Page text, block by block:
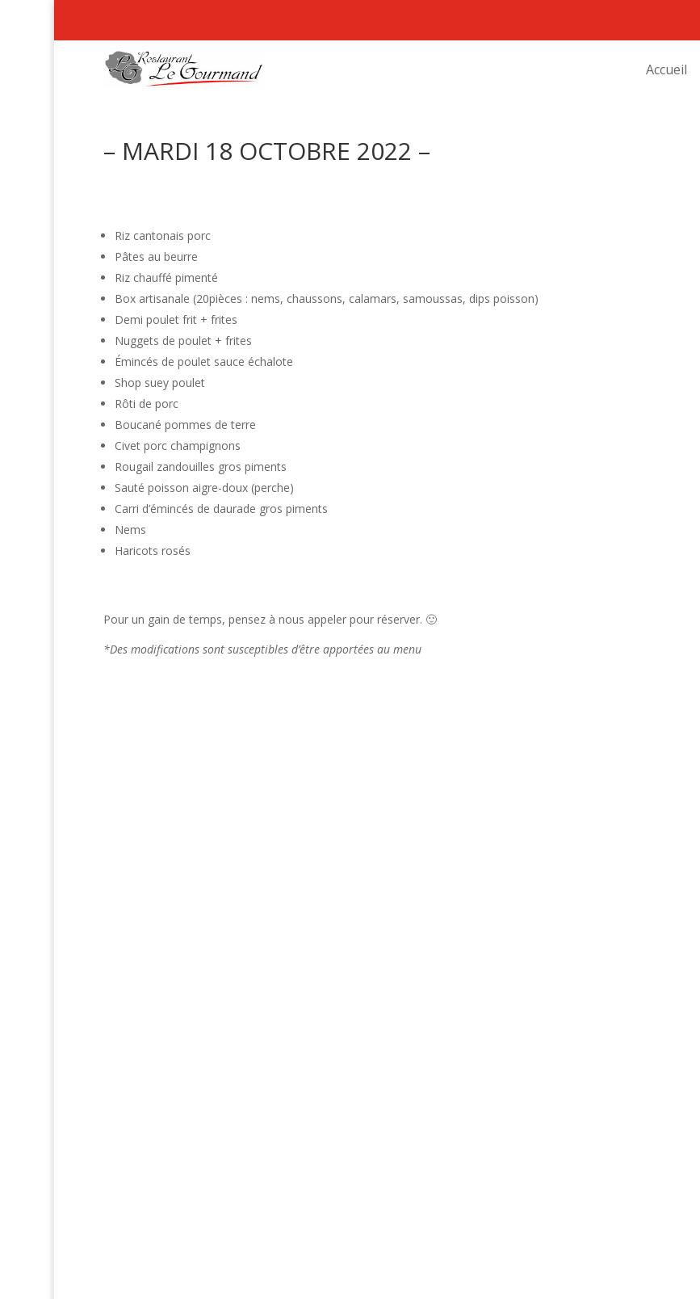
Accueil
– MARDI 18 OCTOBRE 2022 –
Riz cantonais porc
Pâtes au beurre
Riz chauffé pimenté
Box artisanale (20pièces : nems, chaussons, calamars, samoussas, dips poisson)
Demi poulet frit + frites
Nuggets de poulet + frites
Émincés de poulet sauce échalote
Shop suey poulet
Rôti de porc
Boucané pommes de terre
Civet porc champignons
Rougail zandouilles gros piments
Sauté poisson aigre-doux (perche)
Carri d’émincés de daurade gros piments
Nems
Haricots rosés
Pour un gain de temps, pensez à nous appeler pour réserver. 🙂
*Des modifications sont susceptibles d’être apportées au menu